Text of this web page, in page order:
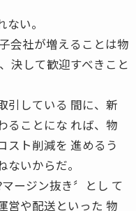
い。
会社が増えることは物
決して歓迎すべきこと
引している 間に、新
ることにな れば、物
スト削減を 進めるう
いからだ。
ージン抜き〞とし て
営や配送といった 物